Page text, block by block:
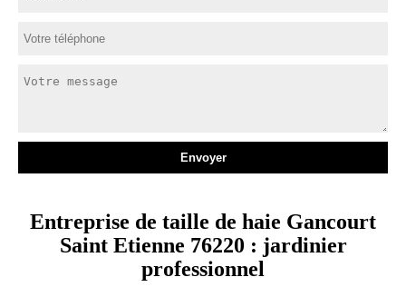
Entreprise de taille de haie Gancourt
Saint Etienne 76220 : jardinier
professionnel